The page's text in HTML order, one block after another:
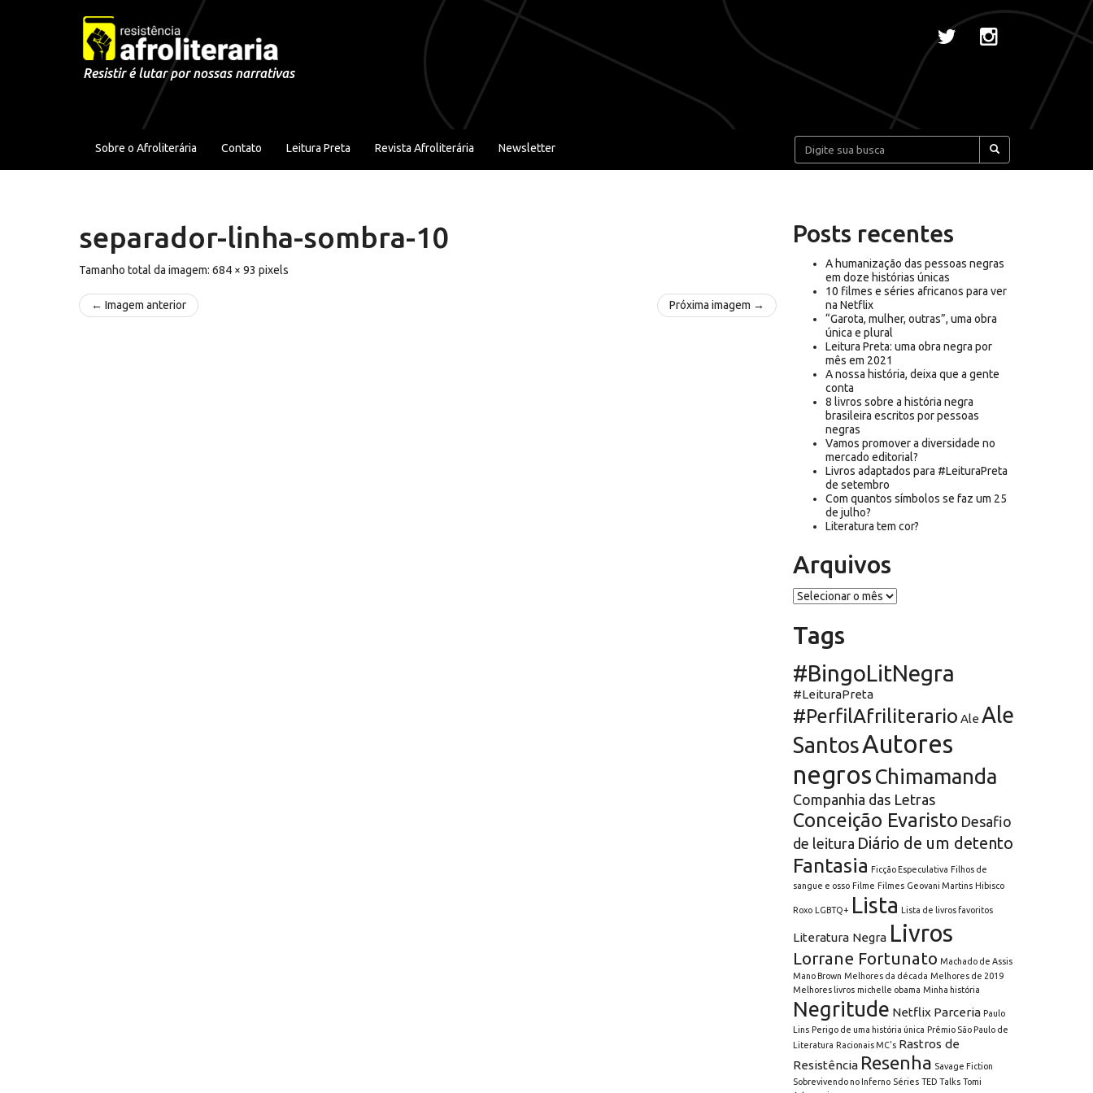
Pular para o conteúdo
Resistir é lutar por nossas narrativas
Sobre o Afroliterária Contato Leitura Preta Revista Afroliterária Newsletter Pesquisar:
separador-linha-sombra-10
Tamanho total da imagem: 684 × 93 pixels
← Imagem anterior Próxima imagem →
Posts recentes
A humanização das pessoas negras
em doze histórias únicas
10 filmes e séries africanos para ver
na Netflix
“Garota, mulher, outras”, uma obra
única e plural
Leitura Preta: uma obra negra por
mês em 2021
A nossa história, deixa que a gente
conta
8 livros sobre a história negra
brasileira escritos por pessoas
negras
Vamos promover a diversidade no
mercado editorial?
Livros adaptados para #LeituraPreta
de setembro
Com quantos símbolos se faz um 25
de julho?
Literatura tem cor?
Arquivos
Arquivos
Tags
#BingoLitNegra
#LeituraPreta
#PerfilAfriliterario Ale Ale
SantosAutores
negros Chimamanda
Companhia das Letras
Conceição Evaristo Desafio
de leitura Diário de um detento
Fantasia Ficção Especulativa Filhos de
sangue e osso Filme Filmes Geovani Martins Hibisco
Roxo LGBTQ+ Lista Lista de livros favoritos
Literatura Negra Livros
Lorrane Fortunato Machado de Assis
Mano Brown Melhores da década Melhores de 2019
Melhores livros michelle obama Minha história
Negritude Netflix Parceria Paulo
Lins Perigo de uma história única Prêmio São Paulo de
Literatura Racionais MC's Rastros de
Resistência Resenha Savage Fiction
Sobrevivendo no Inferno Séries TED Talks Tomi